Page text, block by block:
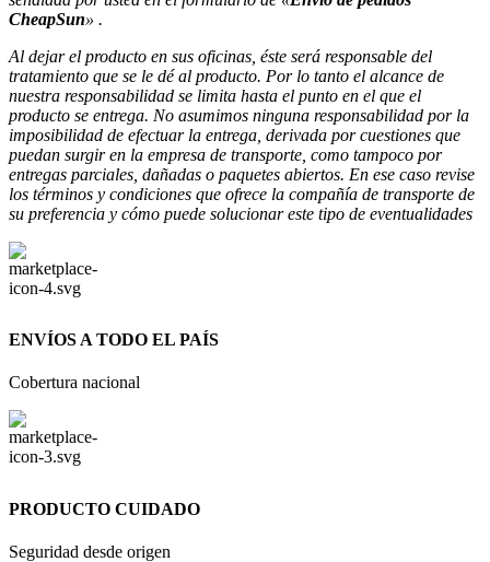
CheapSun» .
Al dejar el producto en sus oficinas, éste será responsable del
tratamiento que se le dé al producto. Por lo tanto el alcance de
nuestra responsabilidad se limita hasta el punto en el que el
producto se entrega. No asumimos ninguna responsabilidad por la
imposibilidad de efectuar la entrega, derivada por cuestiones que
puedan surgir en la empresa de transporte, como tampoco por
entregas parciales, dañadas o paquetes abiertos. En ese caso revise
los términos y condiciones que ofrece la compañía de transporte de
su preferencia y cómo puede solucionar este tipo de eventualidades
ENVÍOS A TODO EL PAÍS
Cobertura nacional
PRODUCTO CUIDADO
Seguridad desde origen